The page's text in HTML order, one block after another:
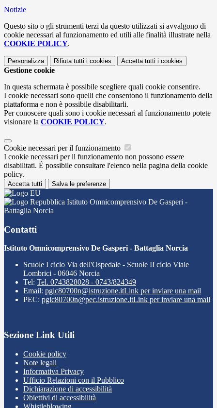
Notizie
Questo sito o gli strumenti terzi da questo utilizzati si avvalgono di
cookie necessari al funzionamento ed utili alle finalità illustrate nella
COOKIE POLICY.
Personalizza Rifiuta tutti i cookies Accetta tutti i cookies
Gestione cookie
In questa schermata è possibile scegliere quali cookie consentire.
I cookie necessari sono quelli che consentono il funzionamento della
piattaforma e non è possibile disabilitarli.
Per conoscere quali sono i cookie necessari al funzionamento potete
visionare la COOKIE POLICY.
Cookie necessari per il funzionamento
I cookie necessari per il funzionamento non possono essere
disabilitati. È possibile consultare l'elenco nella pagina della cookie
policy.
Accetta tutti Salva le preferenze
Istituto Omnicomprensivo De Gasperi -
Battaglia Norcia
Contatti
Istituto Omnicomprensivo De Gasperi - Battaglia Norcia
Scuole I ciclo Via dell'Ospedale - Scuole II ciclo Viale
Lombrici - 06046 Norcia
Tel: Tel. 0743828028 - 0743/824349
Email: pgic80700n@istruzione.itLink per inviare una mail
PEC: pgic80700n@pec.istruzione.itLink per inviare una mail
Sezione Link Utili
Cookie policy
Note legali
Informativa Privacy
Ufficio Relazioni con il Pubblico
Dichiarazione di accessibilità
Obiettivi di accessibilità
Whistleblowing